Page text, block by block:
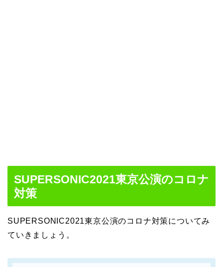
SUPERSONIC2021東京公演のコロナ
対策
SUPERSONIC2021東京公演のコロナ対策についてみ
ていきましょう。